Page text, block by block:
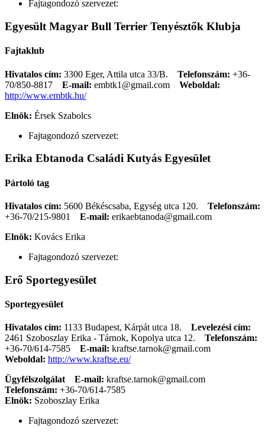
Fajtagondozó szervezet:
Egyesült Magyar Bull Terrier Tenyésztők Klubja
Fajtaklub
Hivatalos cím: 3300 Eger, Attila utca 33/B. Telefonszám: +36-
70/850-8817
E-mail: embtk1@gmail.com
Weboldal:
http://www.embtk.hu/
Elnök: Érsek Szabolcs
Fajtagondozó szervezet:
Erika Ebtanoda Családi Kutyás Egyesület
Pártoló tag
Hivatalos cím: 5600 Békéscsaba, Egység utca 120. Telefonszám:
+36-70/215-9801
E-mail: erikaebtanoda@gmail.com
Elnök: Kovács Erika
Fajtagondozó szervezet:
Erő Sportegyesület
Sportegyesület
Hivatalos cím: 1133 Budapest, Kárpát utca 18. Levelezési cím:
2461 Szoboszlay Erika - Tárnok, Kopolya utca 12.
Telefonszám:
+36-70/614-7585
E-mail: kraftse.tarnok@gmail.com
Weboldal: http://www.kraftse.eu/
Ügyfélszolgálat
E-mail: kraftse.tarnok@gmail.com
Telefonszám: +36-70/614-7585
Elnök: Szoboszlay Erika
Fajtagondozó szervezet: